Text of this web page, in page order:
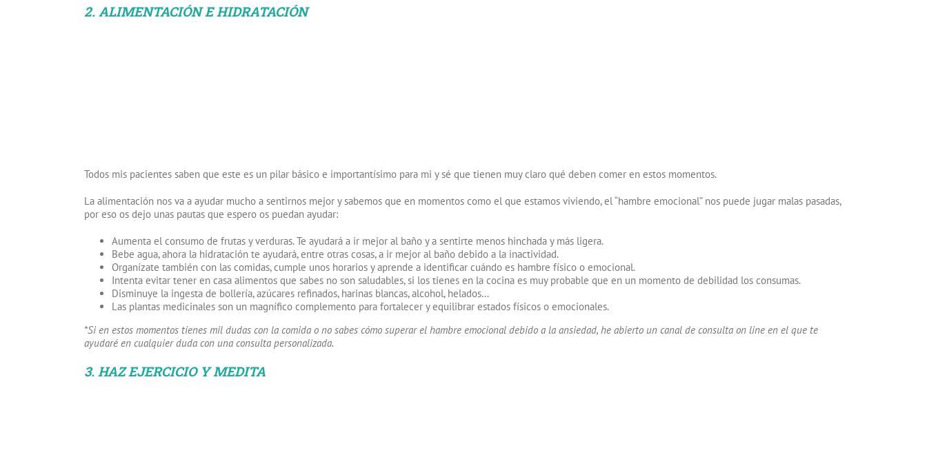
2. ALIMENTACIÓN E HIDRATACIÓN
Todos mis pacientes saben que este es un pilar básico e importantísimo para mi y sé que tienen muy claro qué deben comer en estos momentos.
La alimentación nos va a ayudar mucho a sentirnos mejor y sabemos que en momentos como el que estamos viviendo, el “hambre emocional” nos puede jugar malas pasadas,
por eso os dejo unas pautas que espero os puedan ayudar:
Aumenta el consumo de frutas y verduras. Te ayudará a ir mejor al baño y a sentirte menos hinchada y más ligera.
Bebe agua, ahora la hidratación te ayudará, entre otras cosas, a ir mejor al baño debido a la inactividad.
Organízate también con las comidas, cumple unos horarios y aprende a identificar cuándo es hambre físico o emocional.
Intenta evitar tener en casa alimentos que sabes no son saludables, si los tienes en la cocina es muy probable que en un momento de debilidad los consumas.
Disminuye la ingesta de bollería, azúcares refinados, harinas blancas, alcohol, helados…
Las plantas medicinales son un magnífico complemento para fortalecer y equilibrar estados físicos o emocionales.
*Si en estos momentos tienes mil dudas con la comida o no sabes cómo superar el hambre emocional debido a la ansiedad, he abierto un canal de consulta on line en el que te
ayudaré en cualquier duda con una consulta personalizada.
3. HAZ EJERCICIO Y MEDITA